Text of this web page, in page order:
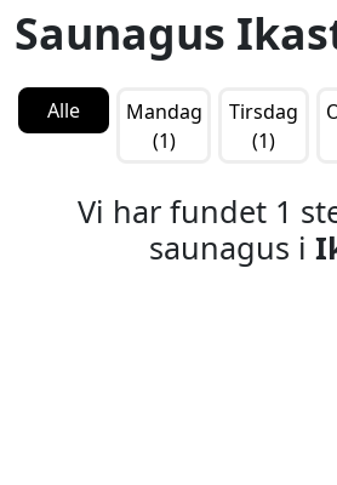
Saunagus
Alle
Mandag
(1)
Tirsdag
(1)
Vi har fundet 1
saunagus i